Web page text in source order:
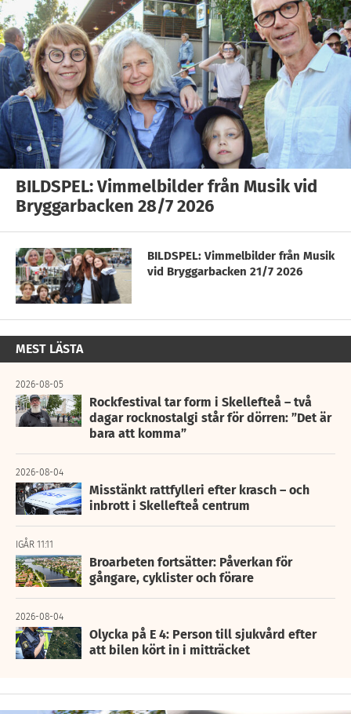
BILDSPEL: Vimmelbilder från Musik vid
Bryggarbacken 28/7 2026
BILDSPEL: Vimmelbilder från Musik
vid Bryggarbacken 21/7 2026
MEST LÄSTA
2026-08-05
Rockfestival tar form i Skellefteå – två
dagar rocknostalgi står för dörren: ”Det är
bara att komma”
2026-08-04
Misstänkt rattfylleri efter krasch – och
inbrott i Skellefteå centrum
IGÅR 11:11
Broarbeten fortsätter: Påverkan för
gångare, cyklister och förare
2026-08-04
Olycka på E 4: Person till sjukvård efter
att bilen kört in i mitträcket